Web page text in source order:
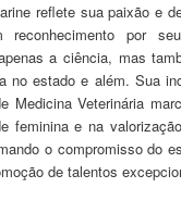
reflete sua paixão e
reconhecimento por
a ciência, mas
no estado e além. Sua
Medicina Veterinária
feminina e na
o compromisso do
de talentos